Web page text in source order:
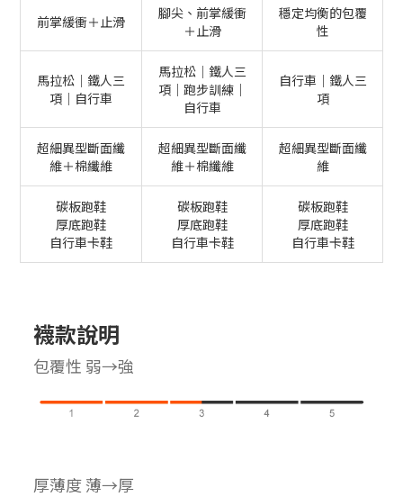
前掌緩衝＋止滑
腳尖、前掌緩衝
＋止滑
穩定均衡的包覆
性
馬拉松｜鐵人三
項｜自行車
馬拉松｜鐵人三
項｜跑步訓練｜
自行車
自行車｜鐵人三
項
超細異型斷面纖
維＋棉纖維
超細異型斷面纖
維＋棉纖維
超細異型斷面纖
維
碳板跑鞋
厚底跑鞋
自行車卡鞋
碳板跑鞋
厚底跑鞋
自行車卡鞋
碳板跑鞋
厚底跑鞋
自行車卡鞋
襪款說明
包覆性 弱→強
厚薄度 薄→厚